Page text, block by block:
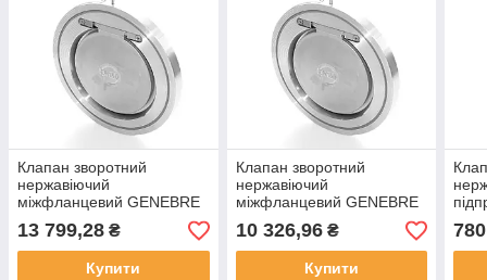
Клапан зворотний
нержавіючий
міжфланцевий GENEBRE
тип 2406 AISI316 Ду150
Ру16
13 799,28 ₴
Купити
Клапан зворотний
нержавіючий
міжфланцевий GENEBRE
тип 2406 AISI316 Ду125
Ру16
10 326,96₴
Купити
тип